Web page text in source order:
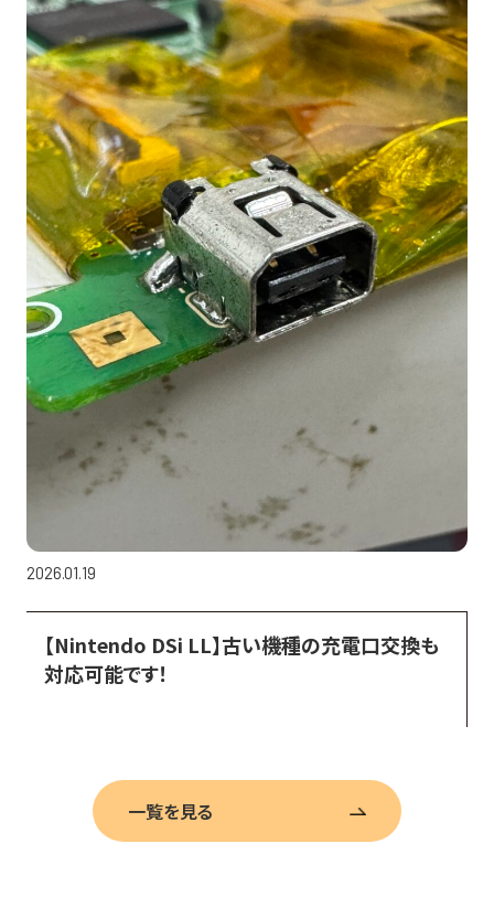
2026.01.19
【Nintendo DSi LL】古い機種の充電口交換も
対応可能です！
一覧を見る